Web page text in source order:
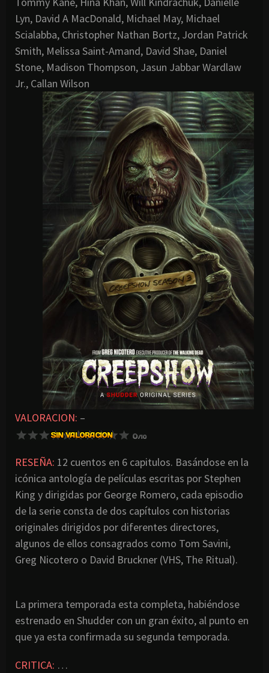
Lyn, David A MacDonald, Michael May, Michael
Scialabba, Christopher Nathan Bortz, Jordan Patrick
Smith, Melissa Saint-Amand, David Shae, Daniel
Stone, Madison Thompson, Jasun Jabbar Wardlaw
Jr., Callan Wilson
VALORACION: –
RESEÑA: 12 cuentos en 6 capitulos. Basándose en la
icónica antología de películas escritas por Stephen
King y dirigidas por George Romero, cada episodio
de la serie consta de dos capítulos con historias
originales dirigidos por diferentes directores,
algunos de ellos consagrados como Tom Savini,
Greg Nicotero o David Bruckner (VHS, The Ritual).
La primera temporada esta completa, habiéndose
estrenado en Shudder con un gran éxito, al punto en
que ya esta confirmada su segunda temporada.
CRITICA: …